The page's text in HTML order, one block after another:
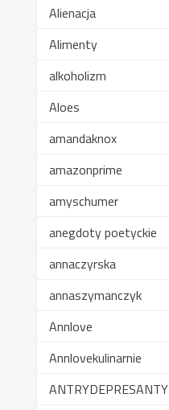
Alienacja
Alimenty
alkoholizm
Aloes
amandaknox
amazonprime
amyschumer
anegdoty poetyckie
annaczyrska
annaszymanczyk
Annlove
Annlovekulinarnie
ANTRYDEPRESANTY